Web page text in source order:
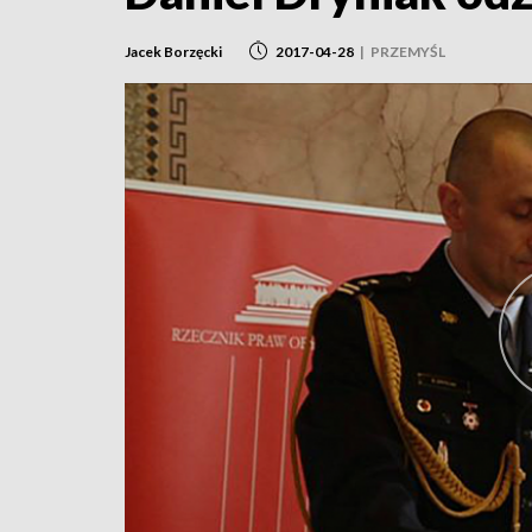
Jacek Borzęcki 2017-04-28 | PRZEMYŚL